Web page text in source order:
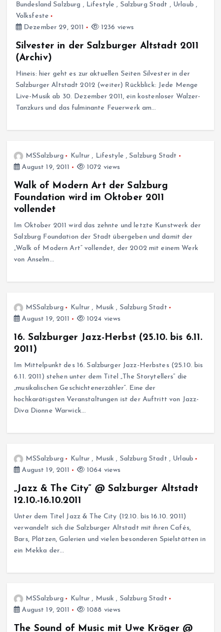
Bundesland Salzburg , Lifestyle , Salzburg Stadt , Urlaub ,
Volksfeste
Dezember 29, 2011
1236 views
Silvester in der Salzburger Altstadt 2011
(Archiv)
Hineis: hier geht es zur aktuellen Seiten Silvester in der
Salzburger Altstadt 2012 (weiter) Rückblick: Jede Menge
Live-Musik ab 30. Dezember 2011, ein kostenloser Walzer-
Tanzkurs und das fulminante Feuerwerk am…
MSSalzburg Kultur , Lifestyle ,Salzburg Stadt
August 19, 2011
1072 views
Walk of Modern Art der Salzburg
Foundation wird im Oktober 2011
vollendet
Im Oktober 2011 wird das zehnte und letzte Kunstwerk der
Salzburg Foundation der Stadt übergeben und damit der
„Walk of Modern Art“ vollendet, der 2002 mit einem Werk
von Anselm…
MSSalzburg Kultur , Musik , Salzburg Stadt
August 19, 2011
1024 views
16. Salzburger Jazz-Herbst (25.10. bis 6.11.
2011)
Im Mittelpunkt des 16. Salzburger Jazz-Herbstes (25.10. bis
6.11. 2011) stehen unter dem Titel „The Storytellers“ die
„musikalischen Geschichtenerzähler“. Eine der
hochkarätigsten Veranstaltungen ist der Auftritt von Jazz-
Diva Dionne Warwick…
MSSalzburg Kultur , Musik , Salzburg Stadt , Urlaub
August 19, 2011
1064 views
„Jazz & The City“ @ Salzburger Altstadt
12.10.-16.10.2011
Unter dem Titel Jazz & The City (12.10. bis 16.10. 2011)
verwandelt sich die Salzburger Altstadt mit ihren Cafés,
Bars, Plätzen, Galerien und vielen besonderen Spielstätten in
ein Mekka der…
MSSalzburg Kultur , Musik , Salzburg Stadt
August 19, 2011
1088 views
The Sound of Music mit Uwe Kröger @